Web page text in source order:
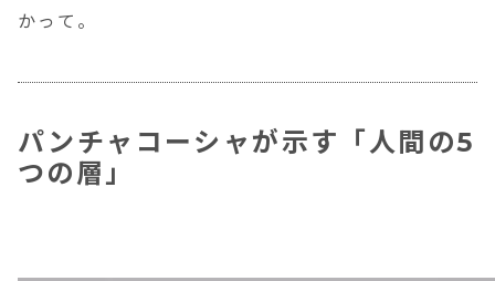
かって。
パンチャコーシャが示す「人間の5
つの層」